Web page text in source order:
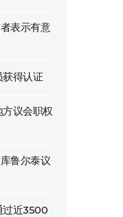
表示有意
得认证
议会职权
鲁尔泰议
过近3500